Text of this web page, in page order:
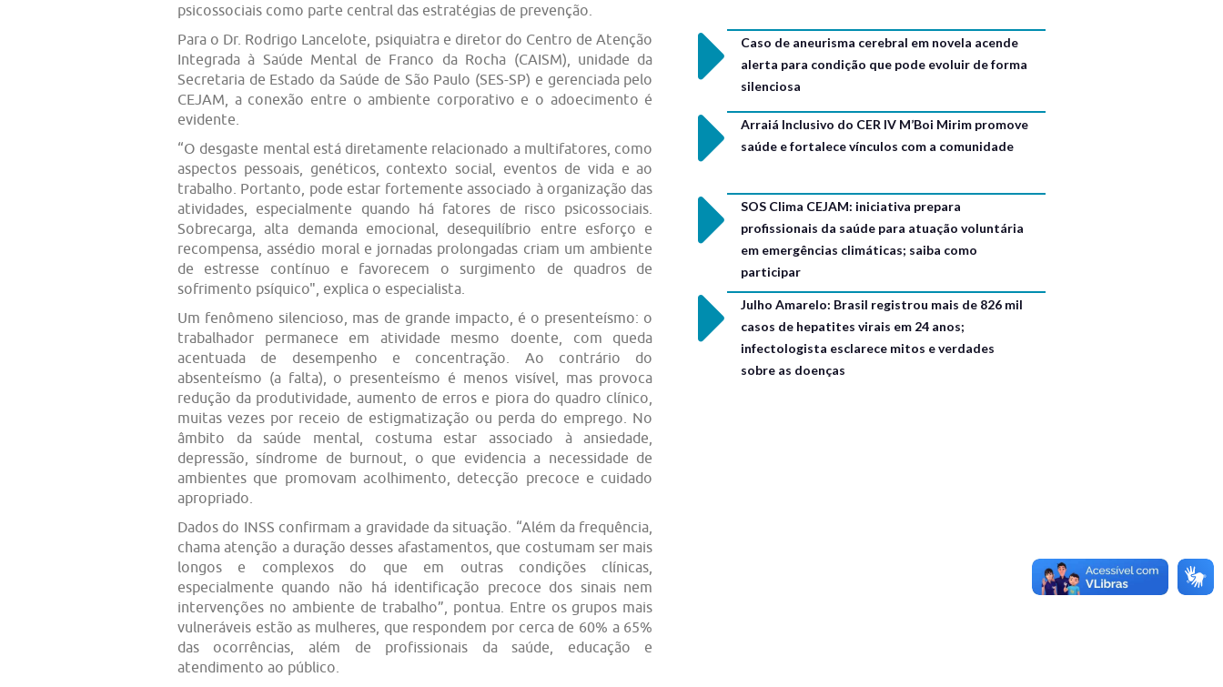
psicossociais como parte central das estratégias de prevenção.
Para o Dr. Rodrigo Lancelote, psiquiatra e diretor do Centro de Atenção
Integrada à Saúde Mental de Franco da Rocha (CAISM), unidade da
Secretaria de Estado da Saúde de São Paulo (SES-SP) e gerenciada pelo
CEJAM, a conexão entre o ambiente corporativo e o adoecimento é
evidente.
“O desgaste mental está diretamente relacionado a multifatores, como
aspectos pessoais, genéticos, contexto social, eventos de vida e ao
trabalho. Portanto, pode estar fortemente associado à organização das
atividades, especialmente quando há fatores de risco psicossociais.
Sobrecarga, alta demanda emocional, desequilíbrio entre esforço e
recompensa, assédio moral e jornadas prolongadas criam um ambiente
de estresse contínuo e favorecem o surgimento de quadros de
sofrimento psíquico", explica o especialista.
Um fenômeno silencioso, mas de grande impacto, é o presenteísmo: o
trabalhador permanece em atividade mesmo doente, com queda
acentuada de desempenho e concentração. Ao contrário do
absenteísmo (a falta), o presenteísmo é menos visível, mas provoca
redução da produtividade, aumento de erros e piora do quadro clínico,
muitas vezes por receio de estigmatização ou perda do emprego. No
âmbito da saúde mental, costuma estar associado à ansiedade,
depressão, síndrome de burnout, o que evidencia a necessidade de
ambientes que promovam acolhimento, detecção precoce e cuidado
apropriado.
Dados do INSS confirmam a gravidade da situação. “Além da frequência,
chama atenção a duração desses afastamentos, que costumam ser mais
longos e complexos do que em outras condições clínicas,
especialmente quando não há identificação precoce dos sinais nem
intervenções no ambiente de trabalho”, pontua. Entre os grupos mais
vulneráveis estão as mulheres, que respondem por cerca de 60% a 65%
das ocorrências, além de profissionais da saúde, educação e
atendimento ao público.
Caso de aneurisma cerebral em novela acende
alerta para condição que pode evoluir de forma
silenciosa
Arraiá Inclusivo do CER IV M’Boi Mirim promove
saúde e fortalece vínculos com a comunidade
SOS Clima CEJAM: iniciativa prepara
profissionais da saúde para atuação voluntária
em emergências climáticas; saiba como
participar
Julho Amarelo: Brasil registrou mais de 826 mil
casos de hepatites virais em 24 anos;
infectologista esclarece mitos e verdades
sobre as doenças